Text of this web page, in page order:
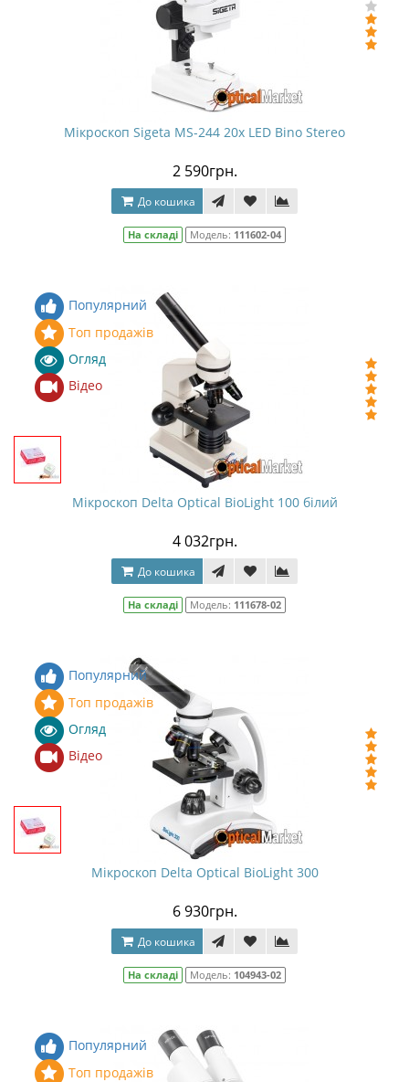
Мікроскоп Sigeta MS-244 20x LED Bino Stereo
2 590грн.
До кошика
На складі Модель: 111602-04
Популярний
Топ продажів
Огляд
Відео
Мікроскоп Delta Optical BioLight 100 білий
4 032грн.
До кошика
На складі Модель: 111678-02
Популярний
Топ продажів
Огляд
Відео
Мікроскоп Delta Optical BioLight 300
6 930грн.
До кошика
На складі Модель: 104943-02
Популярний
Топ продажів